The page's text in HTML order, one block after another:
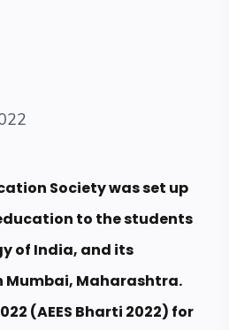
Society was set up
to the students
of India, and its
Maharashtra.
(AEES Bharti 2022) for